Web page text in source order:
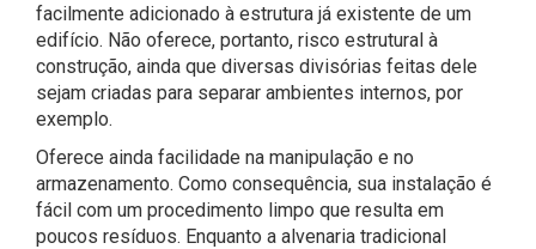
facilmente adicionado à estrutura já existente de um
edifício. Não oferece, portanto, risco estrutural à
construção, ainda que diversas divisórias feitas dele
sejam criadas para separar ambientes internos, por
exemplo.
Oferece ainda facilidade na manipulação e no
armazenamento. Como consequência, sua instalação é
fácil com um procedimento limpo que resulta em
poucos resíduos. Enquanto a alvenaria tradicional